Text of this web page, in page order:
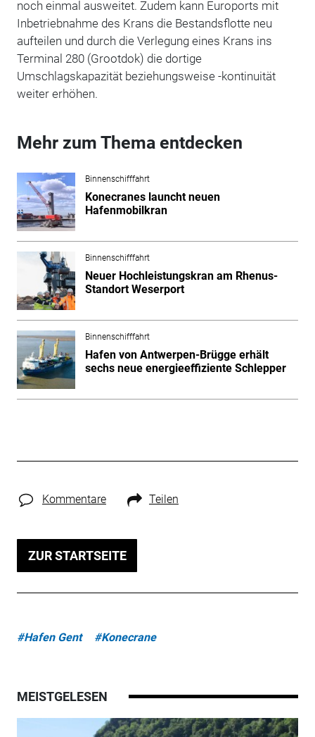
noch einmal ausweitet. Zudem kann Euroports mit
Inbetriebnahme des Krans die Bestandsflotte neu
aufteilen und durch die Verlegung eines Krans ins
Terminal 280 (Grootdok) die dortige
Umschlagskapazität beziehungsweise -kontinuität
weiter erhöhen.
Mehr zum Thema entdecken
Binnenschifffahrt
Konecranes launcht neuen
Hafenmobilkran
Binnenschifffahrt
Neuer Hochleistungskran am Rhenus-
Standort Weserport
Binnenschifffahrt
Hafen von Antwerpen-Brügge erhält
sechs neue energieeffiziente Schlepper
Kommentare Teilen
ZUR STARTSEITE
#Hafen Gent #Konecrane
MEISTGELESEN